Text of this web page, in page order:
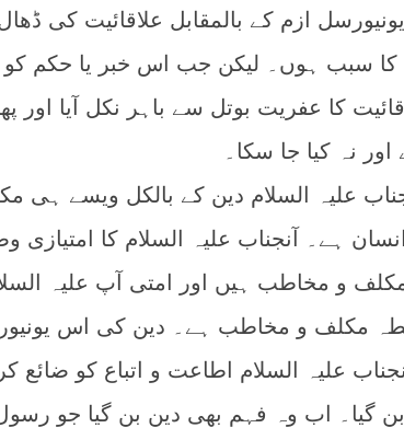
ازم کے بالمقابل علاقائیت کی
سبب ہوں۔ لیکن جب اس خبر یا حکم کو
کا عفریت بوتل سے باہر نکل آیا
نہ کیا جا سکا۔
علیہ السلام دین کے بالکل ویسے
ہے۔ آنجناب علیہ السلام کا امتیازی
و مخاطب ہیں اور امتی آپ علیہ
مکلف و مخاطب ہے۔ دین کی اس
علیہ السلام اطاعت و اتباع کو ضائع
گیا۔ اب وہ فہم بھی دین بن گیا جو